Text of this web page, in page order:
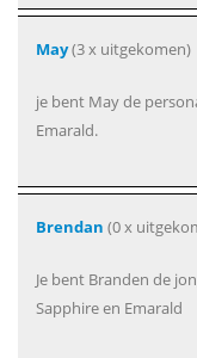
May(3 x uitgekomen)
je bent May de
Emarald.
Brendan (0 x
Je bent Branden de
Sapphire en Emarald